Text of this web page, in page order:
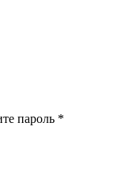
пароль *